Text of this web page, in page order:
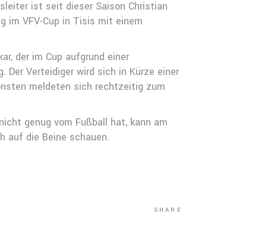
ist seit dieser Saison Christian
im VFV-Cup in Tisis mit einem
der im Cup aufgrund einer
Der Verteidiger wird sich in Kürze einer
meldeten sich rechtzeitig zum
genug vom Fußball hat, kann am
auf die Beine schauen.
SHARE